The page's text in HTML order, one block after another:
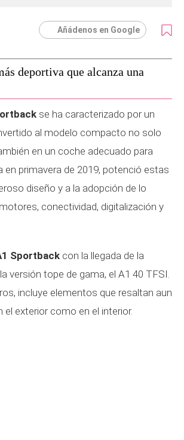
Añádenos en Google
deportiva que alcanza una
se ha caracterizado por un
al modelo compacto no solo
en un coche adecuado para
primavera de 2019, potenció estas
diseño y a la adopción de lo
conectividad, digitalización y
Sportback con la llegada de la
versión tope de gama, el A1 40 TFSI.
incluye elementos que resaltan aun
el exterior como en el interior.